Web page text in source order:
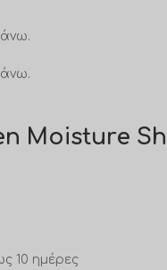
Moisture
10 ημέρες